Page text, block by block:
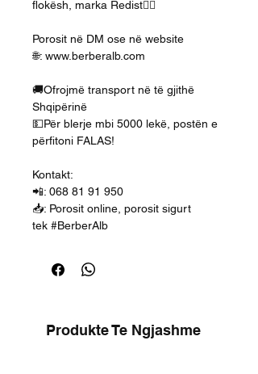
flokësh, marka Redist💆‍♂️
Porosit në DM ose në website
🌐: www.berberalb.com
🚚Ofrojmë transport në të gjithë
Shqipërinë
💵Për blerje mbi 5000 lekë, postën e
përfitoni FALAS!
Kontakt:
📲: 068 81 91 950
📥: Porosit online, porosit sigurt
tek #BerberAlb
Produkte Te Ngjashme